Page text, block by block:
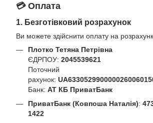
💳 Оплата
1. Безготівковий розрахунок
Ви можете здійснити оплату на
Плотко Тетяна Петрівна
ЄДРПОУ: 2045539621
Поточний
рахунок:
Банк: АТ КБ ПриватБанк
ПриватБанк (Ковпоша Наталія):
1422